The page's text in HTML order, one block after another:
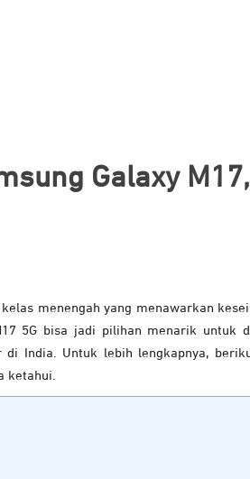
Galaxy
menengah yang menawarkan
5G bisa jadi pilihan menarik untuk
India. Untuk lebih lengkapnya,
ketahui.